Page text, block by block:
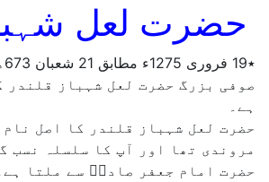
حضرت لعل
صوفی بزرگ حضرت لعل شہباز قلندر
ہے۔
حضرت لعل شہباز قلندر کا اصل
مروندی تھا اور آپ کا سلسلہ نسب